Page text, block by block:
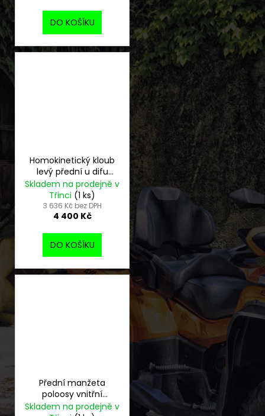
DO KOŠÍKU
Homokinetický kloub
levý přední u difu
CFMOTO Gladiator
Skladem na prodejně v
Třinci (1 ks)
3 636 Kč bez DPH
4 400 Kč
DO KOŠÍKU
Přední manžeta
poloosy vnitřní
CFMOTO Gladiator
Skladem na prodejně v